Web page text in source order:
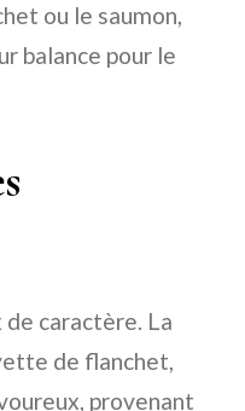
ou le saumon,
balance pour le
caractère. La
de flanchet,
provenant